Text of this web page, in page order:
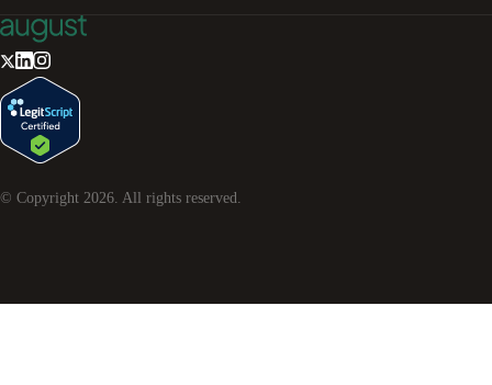
© Copyright 2026 . All rights reserved.